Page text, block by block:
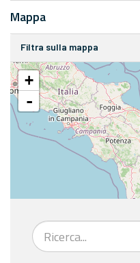
Mappa
Filtra sulla mappa
+
-